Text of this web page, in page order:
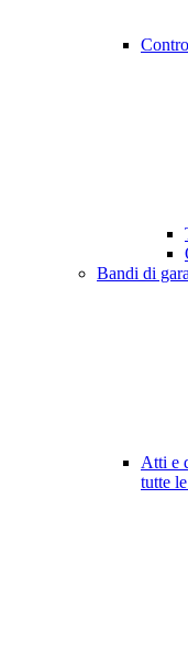
Bandi di
Atti e
tutte